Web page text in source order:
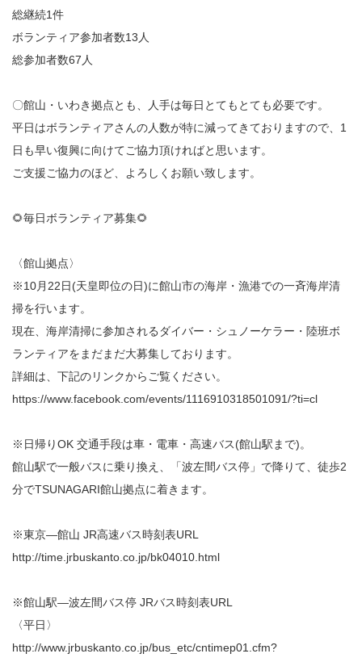
総継続1件
ボランティア参加者数13人
総参加者数67人
〇館山・いわき拠点とも、人手は毎日とてもとても必要です。
平日はボランティアさんの人数が特に減ってきておりますので、1
日も早い復興に向けてご協力頂ければと思います。
ご支援ご協力のほど、よろしくお願い致します。
🌻毎日ボランティア募集🌻
〈館山拠点〉
※10月22日(天皇即位の日)に館山市の海岸・漁港での一斉海岸清
掃を行います。
現在、海岸清掃に参加されるダイバー・シュノーケラー・陸班ボ
ランティアをまだまだ大募集しております。
詳細は、下記のリンクからご覧ください。
https://www.facebook.com/events/1116910318501091/?ti=cl
※日帰りOK 交通手段は車・電車・高速バス(館山駅まで)。
館山駅で一般バスに乗り換え、「波左間バス停」で降りて、徒歩2
分でTSUNAGARI館山拠点に着きます。
※東京―館山 JR高速バス時刻表URL
http://time.jrbuskanto.co.jp/bk04010.html
※館山駅―波左間バス停 JRバス時刻表URL
〈平日〉
http://www.jrbuskanto.co.jp/bus_etc/cntimep01.cfm?